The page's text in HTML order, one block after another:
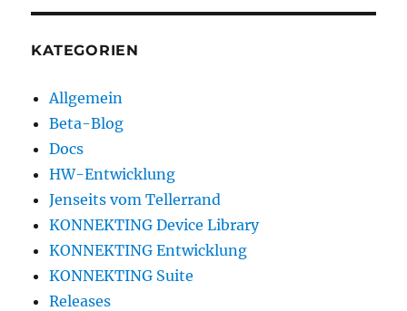
KATEGORIEN
Allgemein
Beta-Blog
Docs
HW-Entwicklung
Jenseits vom Tellerrand
KONNEKTING Device Library
KONNEKTING Entwicklung
KONNEKTING Suite
Releases